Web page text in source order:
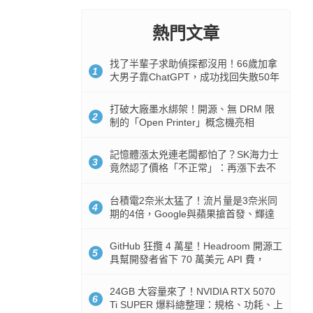
熱門文章
1
找了半輩子求助偵探都沒用！66歲加拿
大男子靠ChatGPT，成功找回失散50年
2
打破大廠墨水綁架！開源、無 DRM 限
制的「Open Printer」概念機亮相
3
記憶體漲太兇連老闆都怕了？SK海力士
竟然認了價格「不正常」：再漲下去不
4
台積電2奈米太猛了！流片量是3奈米同
期的4倍，Google與蘋果搶首發、輝達
5
GitHub 狂攬 4 萬星！Headroom 開源工
具幫開發者省下 70 萬美元 API 費，
6
24GB 大容量來了！NVIDIA RTX 5070
Ti SUPER 爆料總整理：規格、功耗、上